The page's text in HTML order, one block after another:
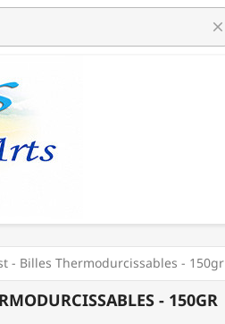
clear
- Billes Thermodurcissables - 150gr
- 150GR